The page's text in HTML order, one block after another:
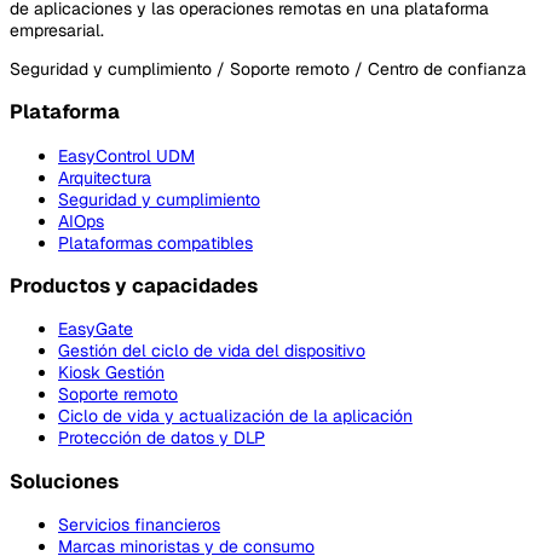
de aplicaciones y las operaciones remotas en una plataforma
empresarial.
Seguridad y cumplimiento / Soporte remoto / Centro de confianza
Plataforma
EasyControl UDM
Arquitectura
Seguridad y cumplimiento
AIOps
Plataformas compatibles
Productos y capacidades
EasyGate
Gestión del ciclo de vida del dispositivo
Kiosk Gestión
Soporte remoto
Ciclo de vida y actualización de la aplicación
Protección de datos y DLP
Soluciones
Servicios financieros
Marcas minoristas y de consumo